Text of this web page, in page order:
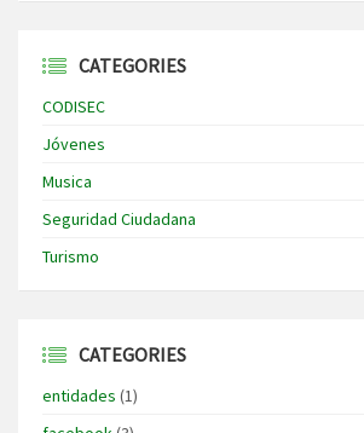
CATEGORIES
CODISEC
Jóvenes
Musica
Seguridad Ciudadana
Turismo
CATEGORIES
entidades (1)